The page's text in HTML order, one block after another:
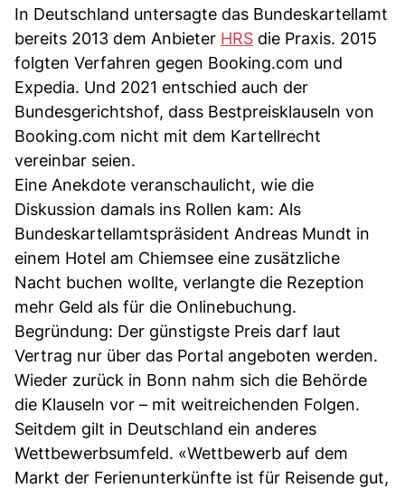
In Deutschland untersagte das Bundeskartellamt
bereits 2013 dem Anbieter HRS die Praxis. 2015
folgten Verfahren gegen Booking.com und
Expedia. Und 2021 entschied auch der
Bundesgerichtshof, dass Bestpreisklauseln von
Booking.com nicht mit dem Kartellrecht
vereinbar seien.
Eine Anekdote veranschaulicht, wie die
Diskussion damals ins Rollen kam: Als
Bundeskartellamtspräsident Andreas Mundt in
einem Hotel am Chiemsee eine zusätzliche
Nacht buchen wollte, verlangte die Rezeption
mehr Geld als für die Onlinebuchung.
Begründung: Der günstigste Preis darf laut
Vertrag nur über das Portal angeboten werden.
Wieder zurück in Bonn nahm sich die Behörde
die Klauseln vor – mit weitreichenden Folgen.
Seitdem gilt in Deutschland ein anderes
Wettbewerbsumfeld. «Wettbewerb auf dem
Markt der Ferienunterkünfte ist für Reisende gut,